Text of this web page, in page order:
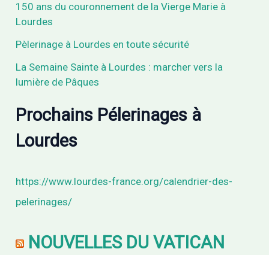
150 ans du couronnement de la Vierge Marie à
Lourdes
Pèlerinage à Lourdes en toute sécurité
La Semaine Sainte à Lourdes : marcher vers la
lumière de Pâques
Prochains Pélerinages à
Lourdes
https://www.lourdes-france.org/calendrier-des-
pelerinages/
NOUVELLES DU VATICAN